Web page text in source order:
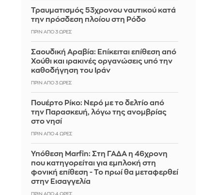
Τραυματισμός 53χρονου ναυτικού κατά
την πρόσδεση πλοίου στη Ρόδο
ΠΡΙΝ ΑΠΌ 3 ΏΡΕΣ
Σαουδική Αραβία: Επίκειται επίθεση από
Χούθι και ιρακινές οργανώσεις υπό την
καθοδήγηση του Ιράν
ΠΡΙΝ ΑΠΌ 3 ΏΡΕΣ
Πουέρτο Ρίκο: Νερό με το δελτίο από
την Παρασκευή, λόγω της ανομβρίας
στο νησί
ΠΡΙΝ ΑΠΌ 4 ΏΡΕΣ
Υπόθεση Marfin: Στη ΓΑΔΑ η 46χρονη
που κατηγορείται για εμπλοκή στη
φονική επίθεση - Το πρωί θα μεταφερθεί
στην Εισαγγελία
ΠΡΙΝ ΑΠΌ 4 ΏΡΕΣ